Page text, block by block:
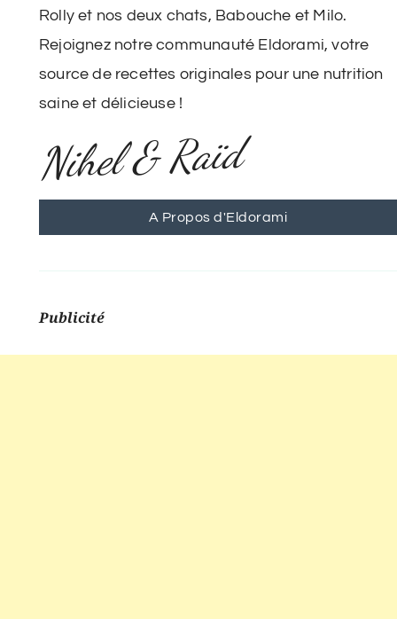
Rolly et nos deux chats, Babouche et Milo.
Rejoignez notre communauté Eldorami, votre
source de recettes originales pour une nutrition
saine et délicieuse !
Nihel & Raïd
A Propos d'Eldorami
Publicité